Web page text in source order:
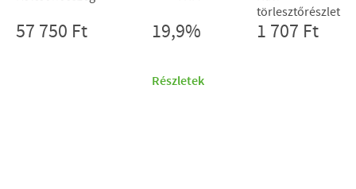
57 750 Ft 19,9%
törlesztőrészlet
1 707 Ft
Részletek